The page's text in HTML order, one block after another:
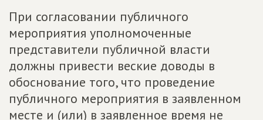
При согласовании публичного
мероприятия уполномоченные
представители публичной власти
должны привести веские доводы в
обоснование того, что проведение
публичного мероприятия в заявленном
месте и (или) в заявленное время не